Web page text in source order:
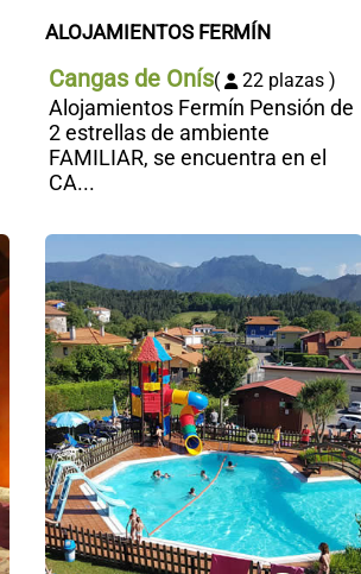
ALOJAMIENTOS FERMÍN
Cangas de Onís( 22 plazas )
Alojamientos Fermín Pensión de
2 estrellas de ambiente
FAMILIAR, se encuentra en el
CA...
Casa
rural
Casa
Clarita